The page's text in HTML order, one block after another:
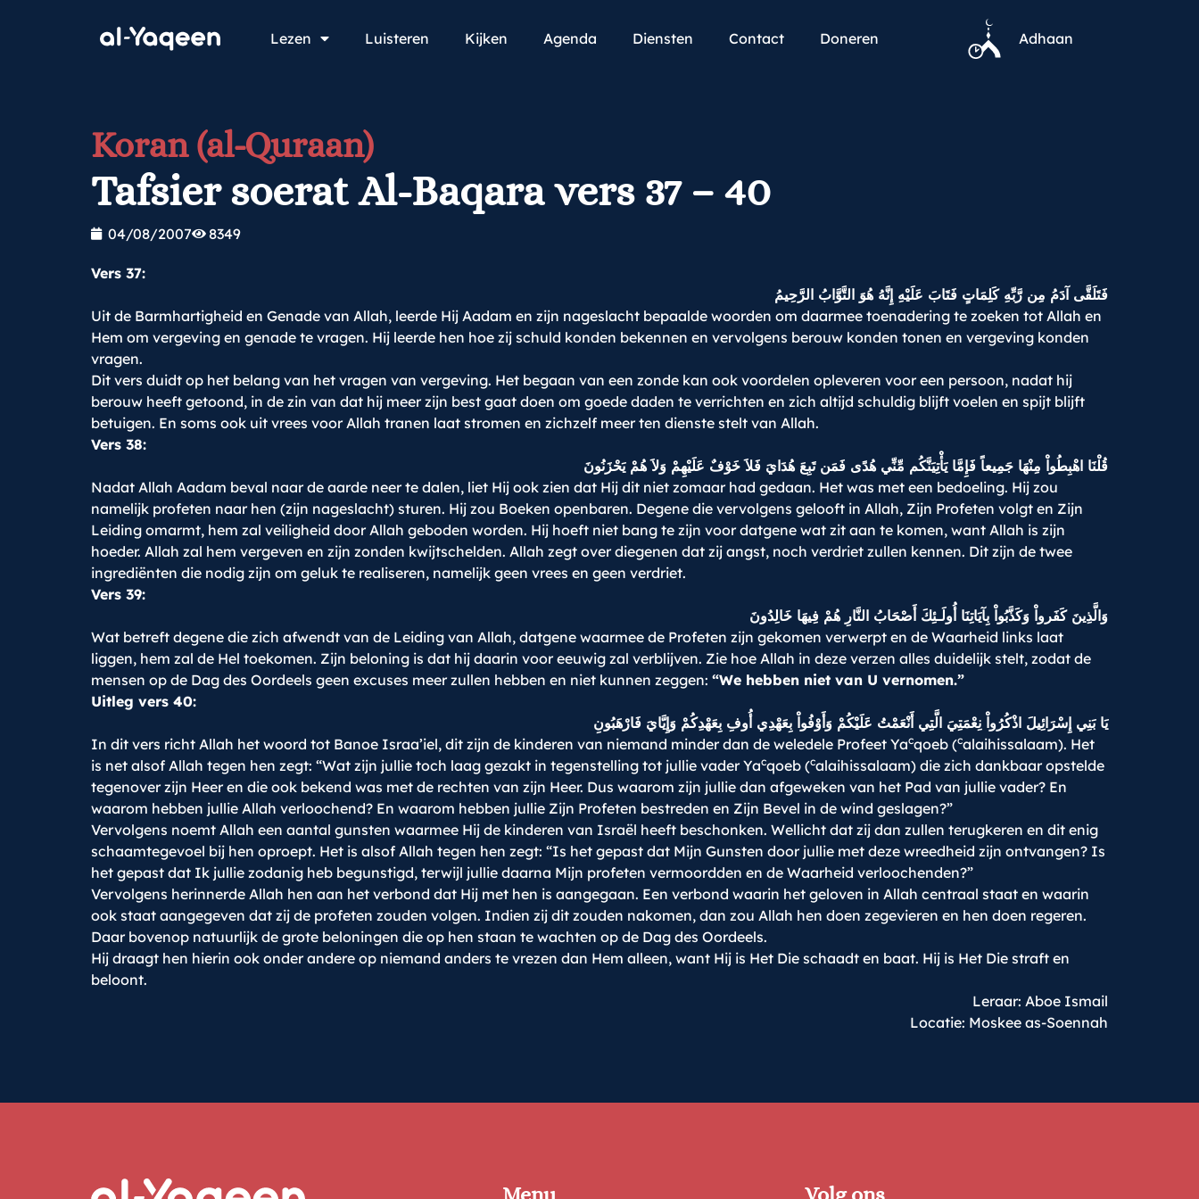
Lezen Luisteren Kijken Agenda Diensten Contact Doneren Adhaan
Koran (al-Quraan)
Tafsier soerat Al-Baqara vers 37 – 40
04/08/2007 8349
Vers 37:
فَتَلَقَّى آدَمُ مِن رَّبِّهِ كَلِمَاتٍ فَتَابَ عَلَيْهِ إِنَّهُ هُوَ التَّوَّابُ الرَّحِيم
Uit de Barmhartigheid en Genade van Allah, leerde Hij Aadam en zijn nageslacht bepaalde woorden om daarmee toenadering te zoeken tot Allah en
Hem om vergeving en genade te vragen. Hij leerde hen hoe zij schuld konden bekennen en vervolgens berouw konden tonen en vergeving konden
vragen.
Dit vers duidt op het belang van het vragen van vergeving. Het begaan van een zonde kan ook voordelen opleveren voor een persoon, nadat hij
berouw heeft getoond, in de zin van dat hij meer zijn best gaat doen om goede daden te verrichten en zich altijd schuldig blijft voelen en spijt blijft
betuigen. En soms ook uit vrees voor Allah tranen laat stromen en zichzelf meer ten dienste stelt van Allah.
Vers 38:
قُلْنَا اهْبِطُواْ مِنْهَا جَمِيعاً فَإِمَّا يَأْتِيَنَّكُم مِّنِّي هُدًى فَمَن تَبِعَ هُدَايَ فَلاَ خَوْفٌ عَلَيْهِمْ وَلاَ هُمْ يَحْزَنُونَ
Nadat Allah Aadam beval naar de aarde neer te dalen, liet Hij ook zien dat Hij dit niet zomaar had gedaan. Het was met een bedoeling. Hij zou
namelijk profeten naar hen (zijn nageslacht) sturen. Hij zou Boeken openbaren. Degene die vervolgens gelooft in Allah, Zijn Profeten volgt en Zijn
Leiding omarmt, hem zal veiligheid door Allah geboden worden. Hij hoeft niet bang te zijn voor datgene wat zit aan te komen, want Allah is zijn
hoeder. Allah zal hem vergeven en zijn zonden kwijtschelden. Allah zegt over diegenen dat zij angst, noch verdriet zullen kennen. Dit zijn de twee
ingrediënten die nodig zijn om geluk te realiseren, namelijk geen vrees en geen verdriet.
Vers 39:
وَالَّذِينَ كَفَرواْ وَكَذَّبُواْ بِآيَاتِنَا أُولَـئِكَ أَصْحَابُ النَّارِ هُمْ فِيهَا خَالِدُونَ
Wat betreft degene die zich afwendt van de Leiding van Allah, datgene waarmee de Profeten zijn gekomen verwerpt en de Waarheid links laat
liggen, hem zal de Hel toekomen. Zijn beloning is dat hij daarin voor eeuwig zal verblijven. Zie hoe Allah in deze verzen alles duidelijk stelt, zodat de
mensen op de Dag des Oordeels geen excuses meer zullen hebben en niet kunnen zeggen: “We hebben niet van U vernomen.”
Uitleg vers 40:
يَا بَنِي إِسْرَائِيلَ اذْكُرُواْ نِعْمَتِيَ الَّتِي أَنْعَمْتُ عَلَيْكُمْ وَأَوْفُواْ بِعَهْدِي أُوفِ بِعَهْدِكُمْ وَإِيَّايَ فَارْهَبُونِ
In dit vers richt Allah het woord tot Banoe Israa’iel, dit zijn de kinderen van niemand minder dan de weledele Profeet Yacqoeb (calaihissalaam). Het
is net alsof Allah tegen hen zegt: “Wat zijn jullie toch laag gezakt in tegenstelling tot jullie vader Yacqoeb (calaihissalaam) die zich dankbaar opstelde
tegenover zijn Heer en die ook bekend was met de rechten van zijn Heer. Dus waarom zijn jullie dan afgeweken van het Pad van jullie vader? En
waarom hebben jullie Allah verloochend? En waarom hebben jullie Zijn Profeten bestreden en Zijn Bevel in de wind geslagen?”
Vervolgens noemt Allah een aantal gunsten waarmee Hij de kinderen van Israël heeft beschonken. Wellicht dat zij dan zullen terugkeren en dit enig
schaamtegevoel bij hen oproept. Het is alsof Allah tegen hen zegt: “Is het gepast dat Mijn Gunsten door jullie met deze wreedheid zijn ontvangen? Is
het gepast dat Ik jullie zodanig heb begunstigd, terwijl jullie daarna Mijn profeten vermoordden en de Waarheid verloochenden?”
Vervolgens herinnerde Allah hen aan het verbond dat Hij met hen is aangegaan. Een verbond waarin het geloven in Allah centraal staat en waarin
ook staat aangegeven dat zij de profeten zouden volgen. Indien zij dit zouden nakomen, dan zou Allah hen doen zegevieren en hen doen regeren.
Daar bovenop natuurlijk de grote beloningen die op hen staan te wachten op de Dag des Oordeels.
Hij draagt hen hierin ook onder andere op niemand anders te vrezen dan Hem alleen, want Hij is Het Die schaadt en baat. Hij is Het Die straft en
beloont.
Leraar: Aboe Ismail
Locatie: Moskee as-Soennah